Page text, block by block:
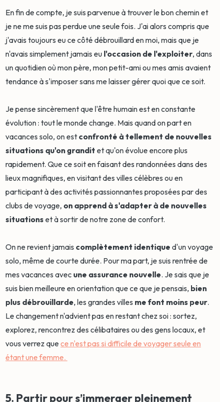
En fin de compte, je suis parvenue à trouver le bon chemin et
je ne me suis pas perdue une seule fois. J'ai alors compris que
j'avais toujours eu ce côté débrouillard en moi, mais que je
n'avais simplement jamais eu l'occasion de l'exploiter, dans
un quotidien où mon père, mon petit-ami ou mes amis avaient
tendance à s'imposer sans me laisser gérer quoi que ce soit.
Je pense sincèrement que l'être humain est en constante
évolution : tout le monde change. Mais quand on part en
vacances solo, on est confronté à tellement de nouvelles
situations qu'on granditet qu'on évolue encore plus
rapidement. Que ce soit en faisant des randonnées dans des
lieux magnifiques, en visitant des villes célèbres ou en
participant à des activités passionnantes proposées par des
clubs de voyage, on apprend à s'adapter à de nouvelles
situations et à sortir de notre zone de confort.
On ne revient jamais complètement identiqued'un voyage
solo, même de courte durée. Pour ma part, je suis rentrée de
mes vacances avec une assurance nouvelle. Je sais que je
suis bien meilleure en orientation que ce que je pensais, bien
plus débrouillarde, les grandes villes me font moins peur.
Le changement n'advient pas en restant chez soi : sortez,
explorez, rencontrez des célibataires ou des gens locaux, et
vous verrez quece n'est pas si difficile de voyager seule en
étant une femme.
5. Partir pour s’immerger pleinement